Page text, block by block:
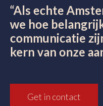
“Als echte
we hoe
communicatie
kern van onze
Get in contact